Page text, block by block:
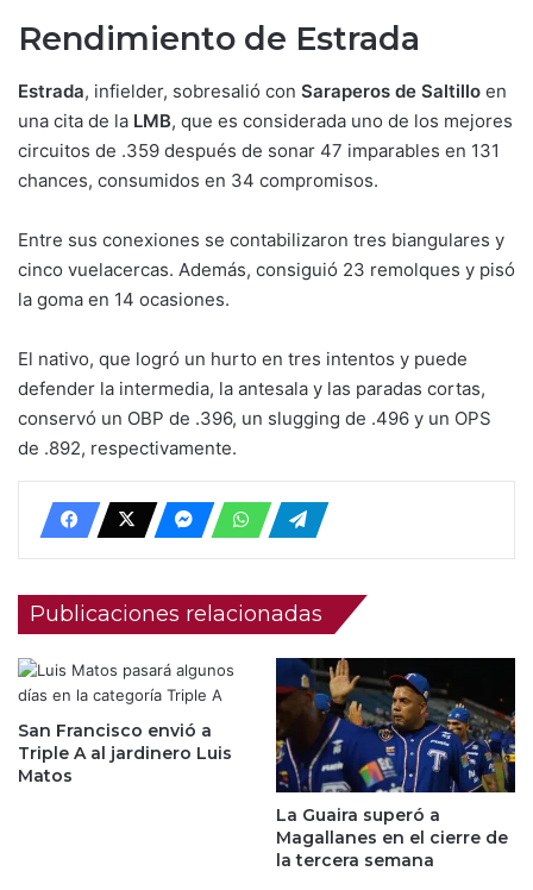
Rendimiento de Estrada
Estrada, infielder, sobresalió con Saraperos de Saltillo en
una cita de la LMB, que es considerada uno de los mejores
circuitos de .359 después de sonar 47 imparables en 131
chances, consumidos en 34 compromisos.
Entre sus conexiones se contabilizaron tres biangulares y
cinco vuelacercas. Además, consiguió 23 remolques y pisó
la goma en 14 ocasiones.
El nativo, que logró un hurto en tres intentos y puede
defender la intermedia, la antesala y las paradas cortas,
conservó un OBP de .396, un slugging de .496 y un OPS
de .892, respectivamente.
Publicaciones relacionadas
San Francisco envió a
Triple A al jardinero Luis
Matos
La Guaira superó a
Magallanes en el cierre de
la tercera semana